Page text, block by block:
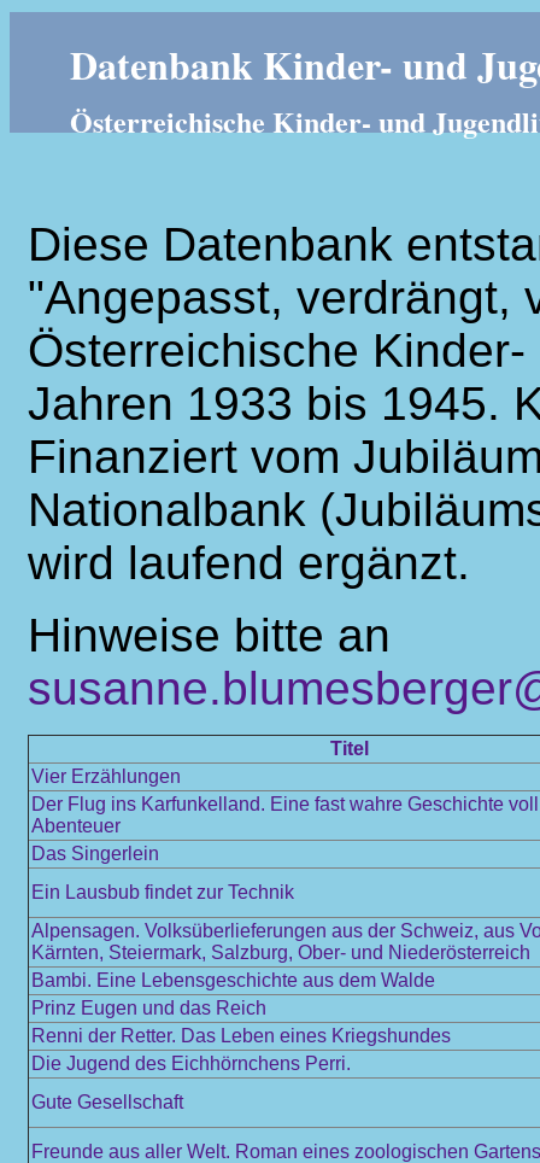
Datenbank Kinder- und
Österreichische Kinder- und
Diese Datenbank
"Angepasst, verdrängt,
Österreichische
Jahren 1933 bis 1945.
Finanziert vom
Nationalbank
wird laufend ergänzt.
Hinweise bitte an
Titel
Vier Erzählungen
Der Flug ins Karfunkelland. Eine fast wahre Geschichte
Abenteuer
Das Singerlein
Ein Lausbub findet zur Technik
Alpensagen. Volksüberlieferungen aus der Schweiz, aus
Kärnten, Steiermark, Salzburg, Ober- und Niederösterreich
Bambi. Eine Lebensgeschichte aus dem Walde
Prinz Eugen und das Reich
Renni der Retter. Das Leben eines Kriegshundes
Die Jugend des Eichhörnchens Perri.
Gute Gesellschaft
Freunde aus aller Welt. Roman eines zoologischen Gartens